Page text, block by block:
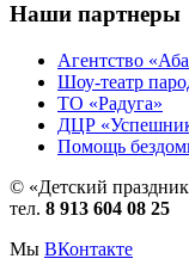
Наши партнеры
Агентство
Шоу-театр
ТО «Радуга»
ДЦР
Помощь
© «Детский
тел. 8 913 604 08 25
Мы ВКонтакте